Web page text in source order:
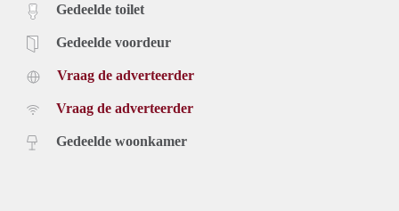
Gedeelde toilet
Gedeelde voordeur
Vraag de adverteerder
Vraag de adverteerder
Gedeelde woonkamer